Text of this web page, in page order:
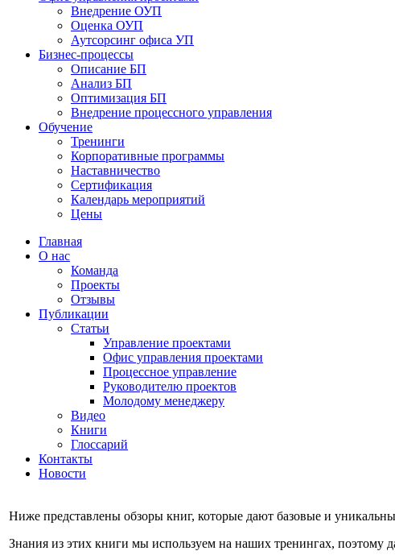
Bнедрение ОУП
Оценка ОУП
Аутсорсинг офиса УП
Бизнес-процессы
Описание БП
Анализ БП
Оптимизация БП
Внедрение процессного управления
Обучениe
Тренинги
Корпоративные программы
Наставничество
Сертификация
Календарь мероприятий
Цены
Главная
О нас
Команда
Проекты
Отзывы
Публикации
Статьи
Управление проектами
Офис управления проектами
Процессное управление
Руководителю проектов
Молодому менеджеру
Видео
Книги
Глоссарий
Контакты
Новости
Ниже представлены обзоры книг, которые дают базовые и
Знания из этих книги мы используем на наших тренингах, поэтому